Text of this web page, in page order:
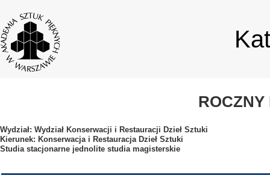
Wydział: Wydział Konserwacji i Restauracji Dzieł Sztuki
Kierunek: Konserwacja i Restauracja Dzieł Sztuki
Studia stacjonarne jednolite studia magisterskie